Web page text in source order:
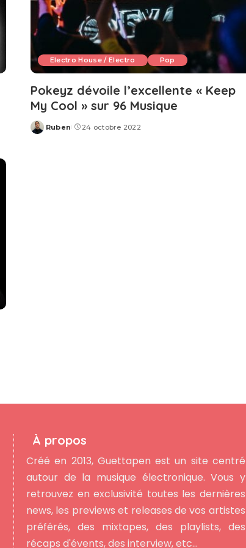
Electro House / Electro Pop
Pokeyz dévoile l’excellente « Keep
My Cool » sur 96 Musique
Posted
Ruben 24 octobre 2022
À propos
Créé en 2013, Guettapen est un site centré
autour de la musique électronique. Vous y
retrouvez en exclusivité toutes les dernières
news, les previews et releases de vos artistes
préférés, des mixtapes, des playlists, des
récaps d'évents, des interview, etc...